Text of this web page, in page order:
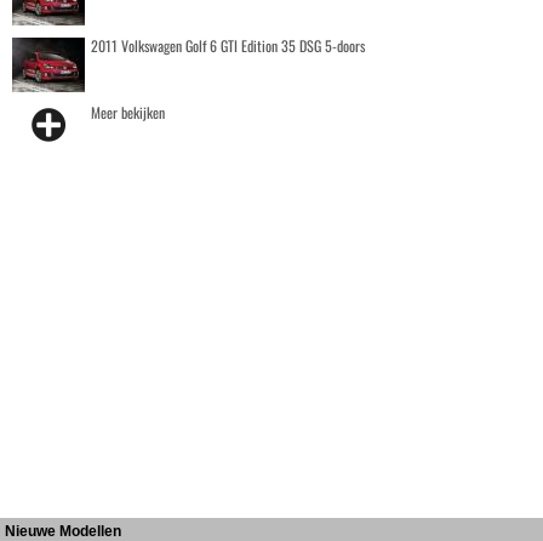
2011 Volkswagen Golf 6 GTI Edition 35 DSG 5-doors
Meer bekijken
Nieuwe Modellen